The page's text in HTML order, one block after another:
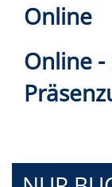
Online
Online